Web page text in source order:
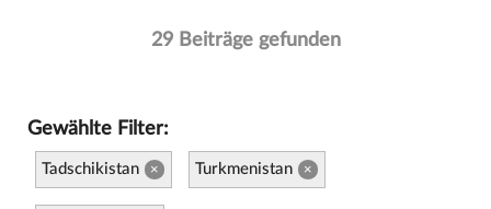
29 Beiträge gefunden
Gewählte Filter:
Tadschikistan × Turkmenistan ×